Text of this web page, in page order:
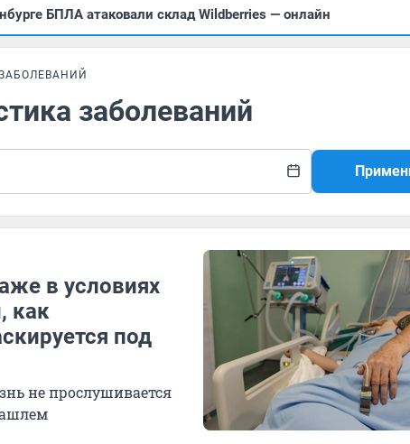
БПЛА атаковали склад Wildberries — онлайн
заболеваний
в условиях
как
под
не прослушивается